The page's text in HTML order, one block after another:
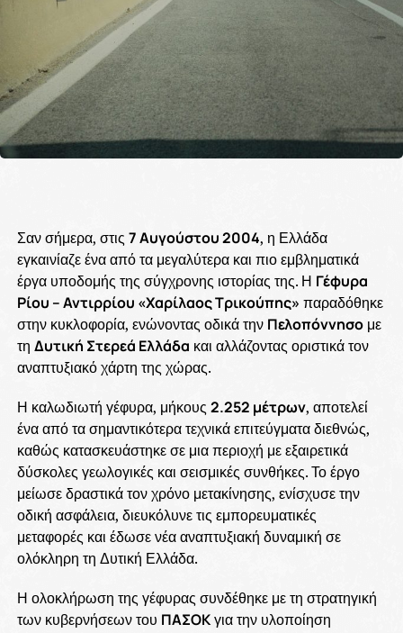
Σαν σήμερα, στις 7 Αυγούστου 2004, η Ελλάδα
εγκαινίαζε ένα από τα μεγαλύτερα και πιο εμβληματικά
έργα υποδομής της σύγχρονης ιστορίας της. Η Γέφυρα
Ρίου – Αντιρρίου «Χαρίλαος Τρικούπης» παραδόθηκε
στην κυκλοφορία, ενώνοντας οδικά την Πελοπόννησομε
τη Δυτική Στερεά Ελλάδα και αλλάζοντας οριστικά τον
αναπτυξιακό χάρτη της χώρας.
Η καλωδιωτή γέφυρα, μήκους 2.252 μέτρων, αποτελεί
ένα από τα σημαντικότερα τεχνικά επιτεύγματα διεθνώς,
καθώς κατασκευάστηκε σε μια περιοχή με εξαιρετικά
δύσκολες γεωλογικές και σεισμικές συνθήκες. Το έργο
μείωσε δραστικά τον χρόνο μετακίνησης, ενίσχυσε την
οδική ασφάλεια, διευκόλυνε τις εμπορευματικές
μεταφορές και έδωσε νέα αναπτυξιακή δυναμική σε
ολόκληρη τη Δυτική Ελλάδα.
Η ολοκλήρωση της γέφυρας συνδέθηκε με τη στρατηγική
των κυβερνήσεων του ΠΑΣΟΚγια την υλοποίηση